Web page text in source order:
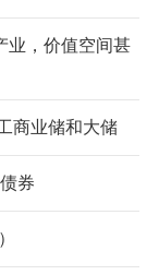
业，价值空间甚
商业储和大储
券